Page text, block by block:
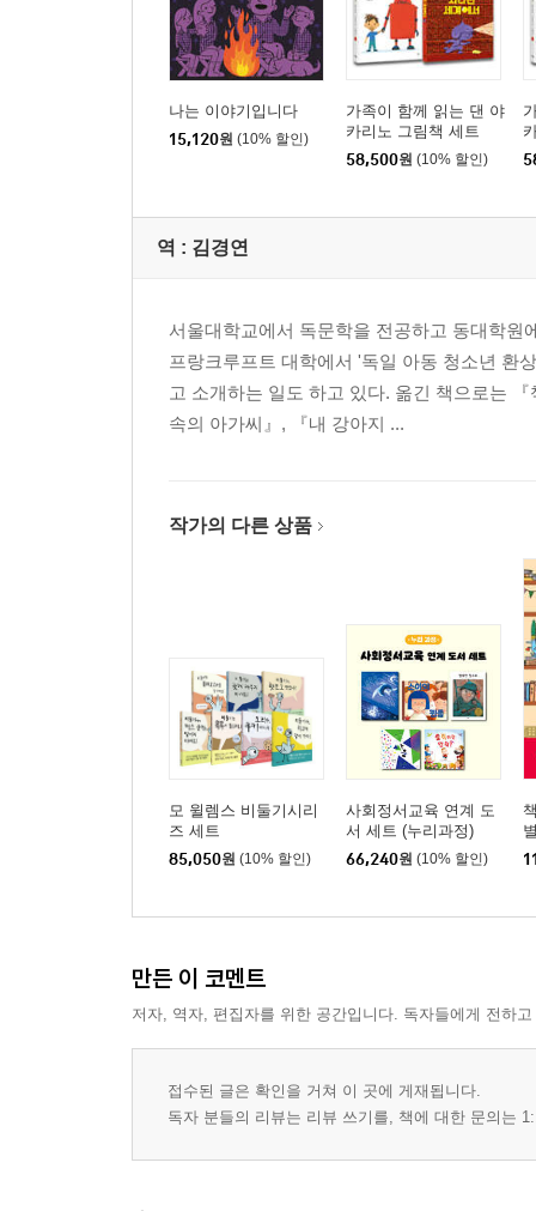
나는 이야기입니다
15,120원 (10% 할인)
가족이 함께 읽는 댄 야
카리노 그림책 세트
58,500원 (10% 할인)
역 : 김경연
서울대학교에서 독문학을 전공하고 동대학
프랑크루프트 대학에서 '독일 아동 청소년 환
고 소개하는 일도 하고 있다. 옮긴 책으로는
속의 아가씨』, 『내 강아지 ...
작가의 다른 상품
모 윌렘스 비둘기시리
즈 세트
85,050원 (10% 할인)
사회정서교육 연계 도
서 세트 (누리과정)
66,240원 (10% 할인)
만든 이 코멘트
저자, 역자, 편집자를 위한 공간입니다. 독자들에게 전하
접수된 글은 확인을 거쳐 이 곳에 게재됩니다.
독자 분들의 리뷰는 리뷰 쓰기를, 책에 대한 문의는